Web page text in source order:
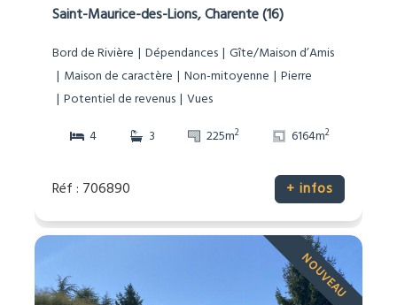
Saint-Maurice-des-Lions, Charente (16)
Bord de Rivière Dépendances Gîte/Maison d’Amis
Maison de caractère
Non-mitoyenne
Pierre
Potentiel de revenus Vues
4
3 225m2 6164m2
Réf : 706890 + infos
NOUVEAU